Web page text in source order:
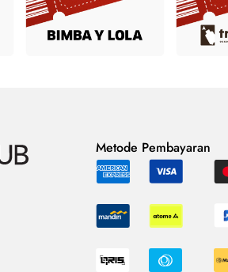
Metode Pembayaran